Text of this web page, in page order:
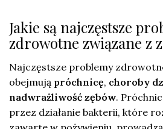
Jakie są najczęstsze
zdrowotne związane z
Najczęstsze problemy
obejmują próchnicę, choroby
nadwrażliwość zębów.
przez działanie bakterii, które